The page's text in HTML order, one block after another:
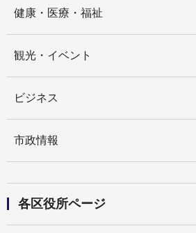
健康・医療・福祉
観光・イベント
ビジネス
市政情報
各区役所ページ